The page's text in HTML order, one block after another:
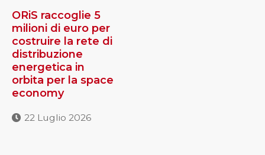
ORiS raccoglie 5
milioni di euro per
costruire la rete di
distribuzione
energetica in
orbita per la space
economy
22 Luglio 2026